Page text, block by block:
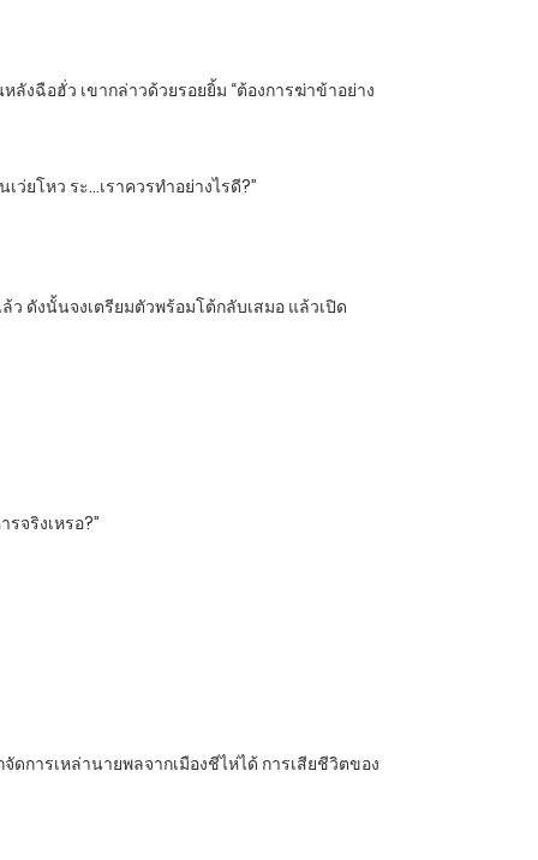
ฉือฮั่ว เขากล่าวด้วยรอยยิ้ม “ต้องการฆ่าข้าอย่าง
ยโหว ระ…เราควรทำอย่างไรดี?”
ว ดังนั้นจงเตรียมตัวพร้อมโต้กลับเสมอ แล้วเปิด
จริงเหรอ?”
การเหล่านายพลจากเมืองชีไห่ได้ การเสียชีวิตของ